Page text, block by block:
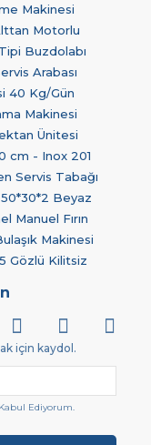
Makinesi
Motorlu
Buzdolabı
Arabası
40 Kg/Gün
Makinesi
Ünitesi
cm - Inox 201
Servis Tabağı
Beyaz
Manuel Fırın
Makinesi
Gözlü Kilitsiz
için kaydol.
Ediyorum.